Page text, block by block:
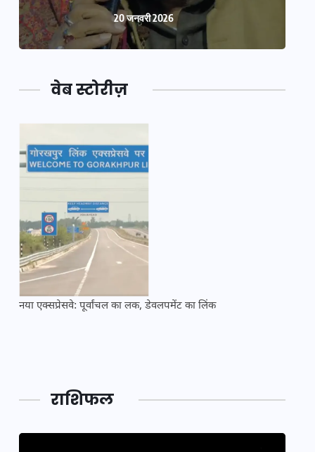
20 जनवरी 2026
वेब स्टोरीज़
नया एक्सप्रेसवे: पूर्वांचल का लक, डेवलपमेंट का लिंक
राशिफल